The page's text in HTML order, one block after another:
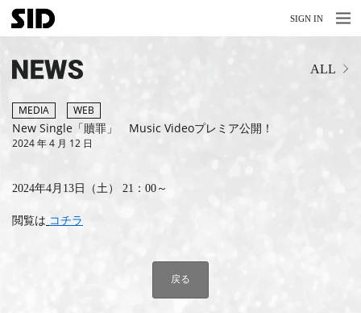
SIGN IN
NEWS
BIOGRAPHY
ALL
MEDIA WEB
New Single「贖罪」 Music Videoプレミア公開！
2024 年 4 月 12 日
2024年4月13日（土） 21：00～
閲覧は コチラ
戻る